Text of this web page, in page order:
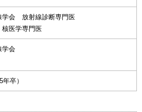
学会 放射線診断専門医
医学専門医
学会
卒）